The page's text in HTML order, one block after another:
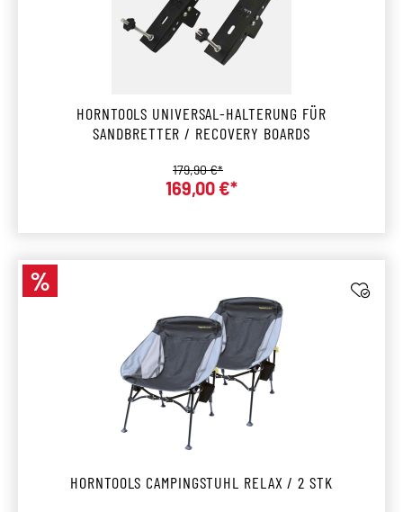
HORNTOOLS UNIVERSAL-HALTERUNG FÜR
SANDBRETTER / RECOVERY BOARDS
Verkaufspreis:
169,00 €*
Regulärer Preis:
179,90 €*
Rabatt
%
HORNTOOLS CAMPINGSTUHL RELAX / 2 STK